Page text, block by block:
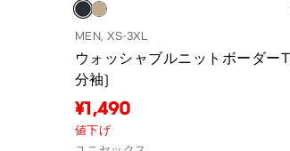
MEN, XS-3XL
ウォッシャブルニットボーダー
分袖)
¥1,490
値下げ